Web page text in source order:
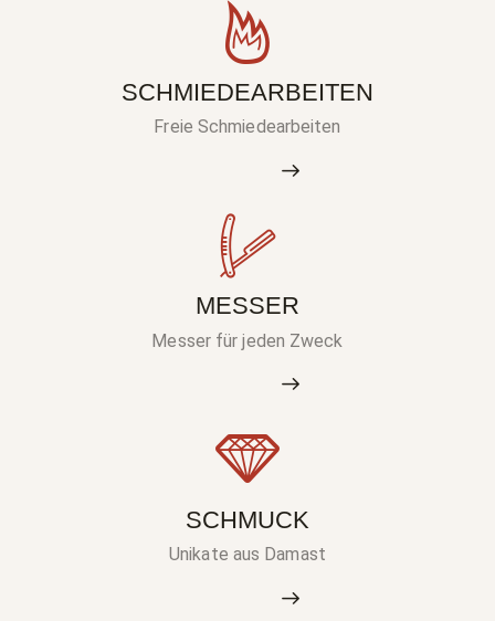
SCHMIEDEARBEITEN
Freie Schmiedearbeiten
MESSER
Messer für jeden Zweck
SCHMUCK
Unikate aus Damast